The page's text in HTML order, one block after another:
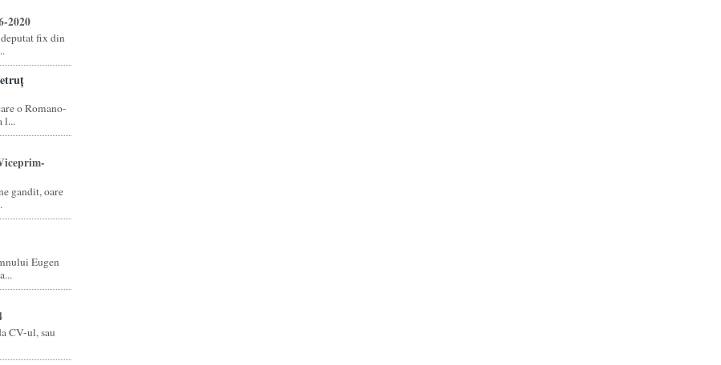
2020
fix din
o Romano-
l...
gandit, oare
Eugen
CV-ul, sau